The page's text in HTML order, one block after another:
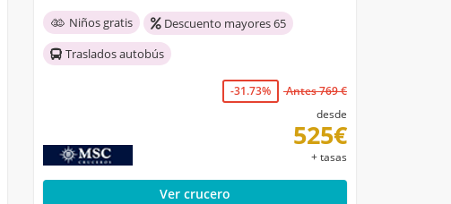
Niños gratis
Descuento mayores 65
Traslados autobús
-31.73%
Antes 769 €
desde
525€
+ tasas
Ver crucero